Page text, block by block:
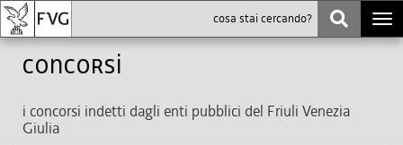
Concorsi
i concorsi indetti dagli enti pubblici del Friuli Venezia
Giulia